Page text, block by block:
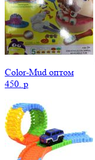
Color-Mud оптом
450. p